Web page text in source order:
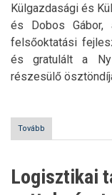
Külgazdasági és
és Dobos Gábor,
felsőoktatási
és gratulált a
részesülő
Tovább
Hungaricum
rendezvény
Logisztikai